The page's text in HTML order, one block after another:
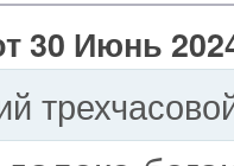
30 Июнь